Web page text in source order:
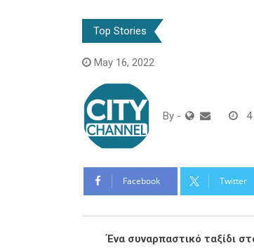
Top Stories
May 16, 2022
By - 4
Facebook Twitter
Ένα συναρπαστικό ταξίδι